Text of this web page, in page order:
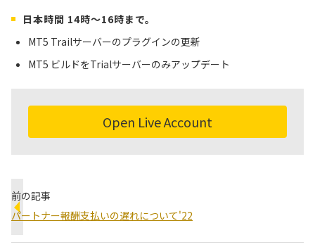
日本時間 14時〜16時まで。
MT5 Trailサーバーのプラグインの更新
MT5 ビルドをTrialサーバーのみアップデート
Open Live Account
前の記事
パートナー報酬支払いの遅れについて'22